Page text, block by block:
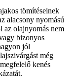
tömítéseinek
alacsony nyomású
az olajnyomás nem
bizonyos
jól
még
kenés